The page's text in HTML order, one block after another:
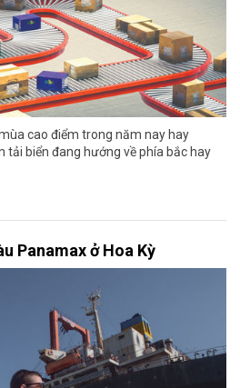
cao điểm trong năm nay hay
tải biển đang hướng về phía bắc hay
Panamax ở Hoa Kỳ